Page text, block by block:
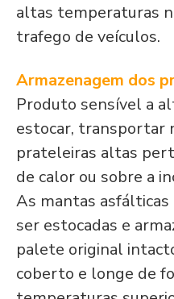
altas temperaturas
trafego de veículos.
Armazenagem dos
Produto sensível a
estocar, transportar
prateleiras altas
de calor ou sobre a
As mantas asfálticas
ser estocadas e
palete original
coberto e longe de